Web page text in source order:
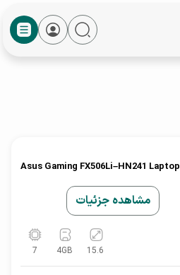
15.6
4GB
7
Asus Gaming FX506Li–HN241 Laptop
مشاهده جزئیات